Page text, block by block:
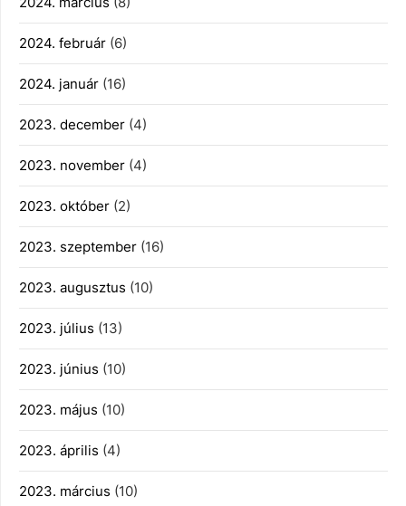
2024. február (6)
2024. január (16)
2023. december (4)
2023. november (4)
2023. október (2)
2023. szeptember (16)
2023. augusztus (10)
2023. július (13)
2023. június (10)
2023. május (10)
2023. április (4)
2023. március (10)